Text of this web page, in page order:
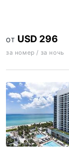
ОТ USD 296
за номер / за ночь